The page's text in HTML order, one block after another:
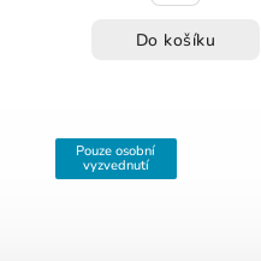
Do košíku
Pouze osobní
vyzvednutí